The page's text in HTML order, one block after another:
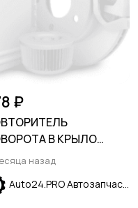
₽
В КРЫЛО
KIA RIO 2017-2024
назад
Auto24.PRO Автозапчасти